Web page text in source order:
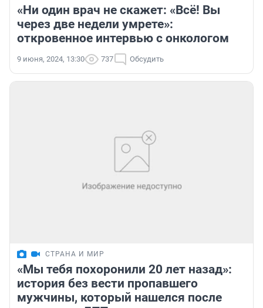
«Ни один врач не скажет: «Всё! Вы
через две недели умрете»:
откровенное интервью с онкологом
9 июня, 2024, 13:30 737 Обсудить
СТРАНА И МИР
«Мы тебя похоронили 20 лет назад»:
история без вести пропавшего
мужчины, который нашелся после